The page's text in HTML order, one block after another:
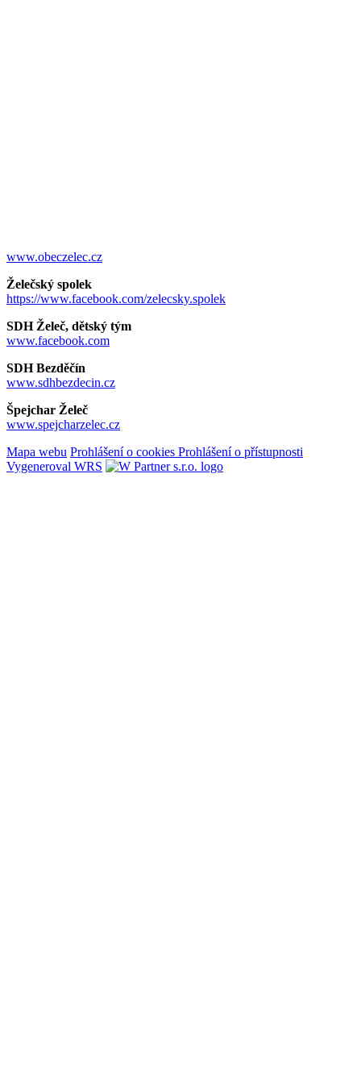
www.obeczelec.cz
Želečský spolek
https://www.facebook.com/zelecsky.spolek
SDH Želeč, dětský tým
www.facebook.com
SDH Bezděčín
www.sdhbezdecin.cz
Špejchar Želeč
www.spejcharzelec.cz
Mapa webu Prohlášení o cookies Prohlášení o přístupnosti
Vygeneroval WRS